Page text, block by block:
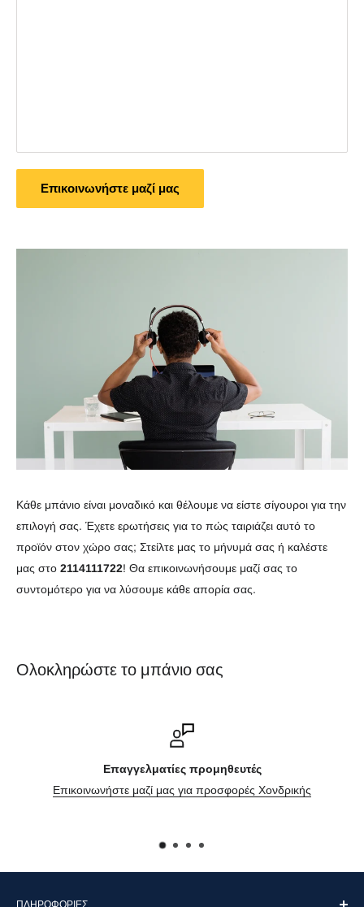
Επικοινωνήστε μαζί μας
Κάθε μπάνιο είναι μοναδικό και θέλουμε να είστε σίγουροι για την
επιλογή σας. Έχετε ερωτήσεις για το πώς ταιριάζει αυτό το
προϊόν στον χώρο σας; Στείλτε μας το μήνυμά σας ή καλέστε
μας στο 2114111722! Θα επικοινωνήσουμε μαζί σας το
συντομότερο για να λύσουμε κάθε απορία σας.
Ολοκληρώστε το μπάνιο σας
Επαγγελματίες προμηθευτές
Επικοινωνήστε μαζί μας για προσφορές Χονδρικής
ΠΛΗΡΟΦΟΡΊΕΣ